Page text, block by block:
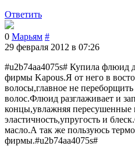
Ответить
0 Марьям #
29 февраля 2012 в 07:26
#u2b74aa4075s# Купила флюид
фирмы Kapous.Я от него в
волосы,главное не
волос.Флюид разглаживает и
концы,увлажняя пересушенные
эластичность,упругость и
масло.А так же пользуюсь
фирмы.#u2b74aa4075s#